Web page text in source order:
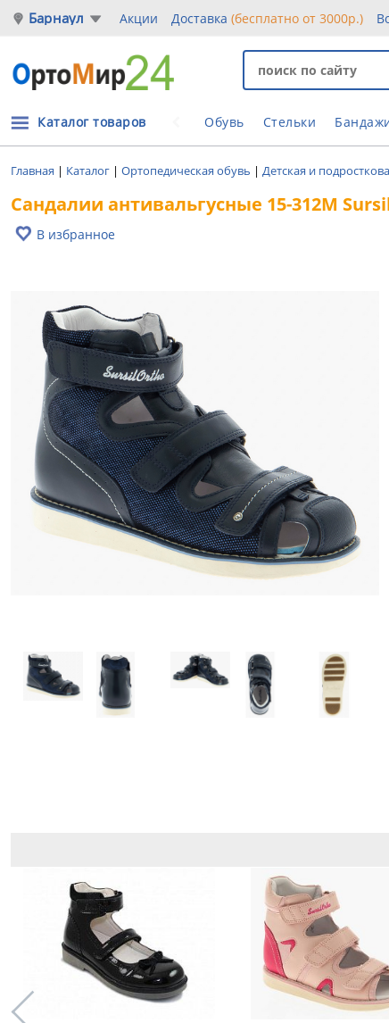
Барнаул Акции Доставка(бесплатно от 3000р.)
Обувь Стельки
Каталог товаров
Главная | Каталог | Ортопедическая обувь | Детская и
Сандалии антивальгусные 15-312М
В избранное